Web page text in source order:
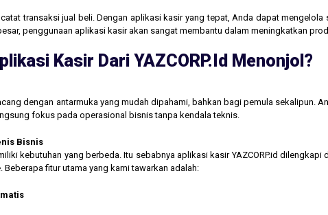
transaksi jual beli. Dengan aplikasi kasir yang tepat, Anda dapat
penggunaan aplikasi kasir akan sangat membantu dalam meningkatkan
Kasir Dari YAZCORP.id Menonjol?
dengan antarmuka yang mudah dipahami, bahkan bagi pemula sekalipun.
fokus pada operasional bisnis tanpa kendala teknis.
Bisnis
kebutuhan yang berbeda. Itu sebabnya aplikasi kasir YAZCORP.id
fitur utama yang kami tawarkan adalah: